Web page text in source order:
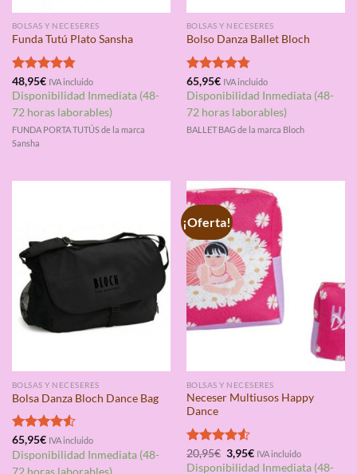
BOLSAS Y NECESERES
Funda Tutú Plato Sansha
Valorado
con4.75
de 5
48,95€ IVA incluido
Disponibilidad Inmediata (48-
72 horas laborables)
FUNDA PORTA TUTÚS de la marca
Sansha
BOLSAS Y NECESERES
Bolso Danza Ballet Bloch
Valorado
con4.75
de 5
65,95€ IVA incluido
Disponibilidad Inmediata (48-
72 horas laborables)
BALLET BAG de la marca Bloch
BOLSAS Y NECESERES
Bolsa Danza Bloch Dance Bag
Valorado
con4.50
de 5
65,95€ IVA incluido
Disponibilidad Inmediata (48-
72 horas laborables)
¡Oferta!
BOLSAS Y NECESERES
Neceser Multiusos Happy
Dance
Valorado
con4.50
20,95€ El
precio
3,95€El
precio
IVA incluido
Disponibilidad Inmediata (48-